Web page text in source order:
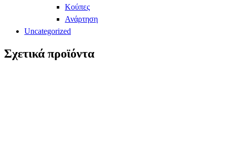
Κούπες
Ανάρτηση
Uncategorized
Σχετικά προϊόντα